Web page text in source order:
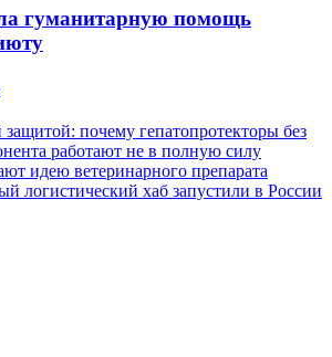
гуманитарную помощь
почему гепатопротекторы без
работают не в полную силу
идею ветеринарного препарата
логистический хаб запустили в России